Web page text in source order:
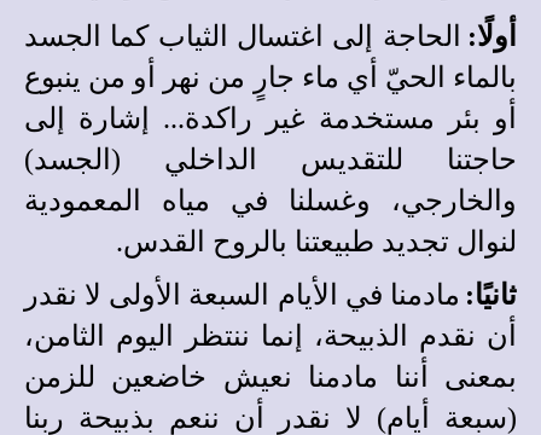
أولًا:
الحاجة إلى اغتسال الثياب كما الجسد
بالماء الحيّ أي ماء جارٍ من نهر أو من ينبوع
أو بئر مستخدمة غير راكدة... إشارة إلى
حاجتنا للتقديس الداخلي (الجسد)
والخارجي، وغسلنا في مياه المعمودية
لنوال تجديد طبيعتنا بالروح القدس.
ثانيًا: مادمنا في الأيام السبعة الأولى لا نقدر
أن نقدم الذبيحة، إنما ننتظر اليوم الثامن،
بمعنى أننا مادمنا نعيش خاضعين للزمن
(سبعة أيام) لا نقدر أن ننعم بذبيحة ربنا